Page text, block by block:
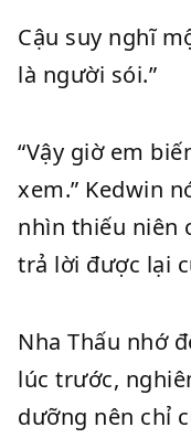
Cậu suy nghĩ
là người sói.”
“Vậy giờ em
xem.” Kedwin
nhìn thiếu niên
trả lời được lại
Nha Thấu nhớ
lúc trước,
dưỡng nên chỉ